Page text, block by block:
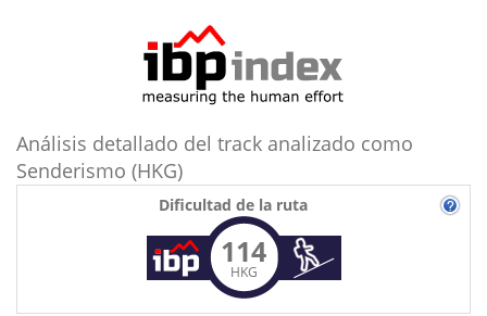
Análisis detallado del track analizado como
Senderismo (HKG)
Dificultad de la ruta
114
HKG